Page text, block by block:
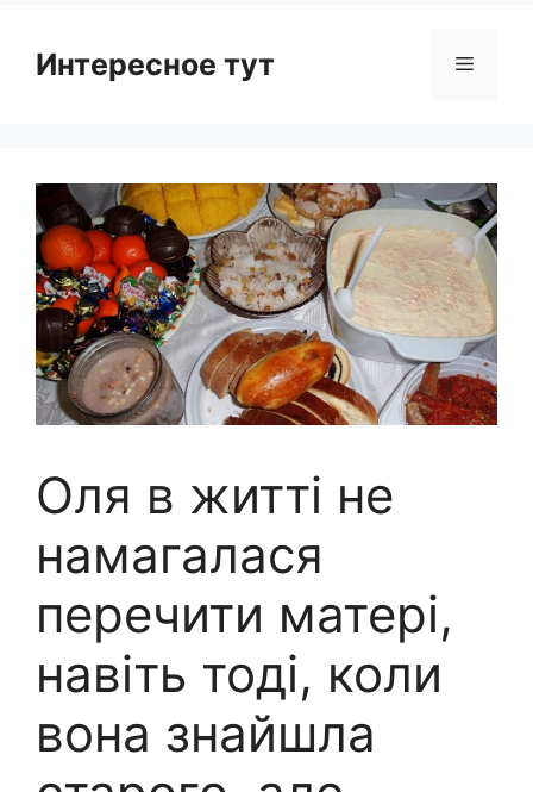
Интересное тут Menu
Оля в житті не
намагалася
перечити матері,
навіть тоді, коли
вона знайшла